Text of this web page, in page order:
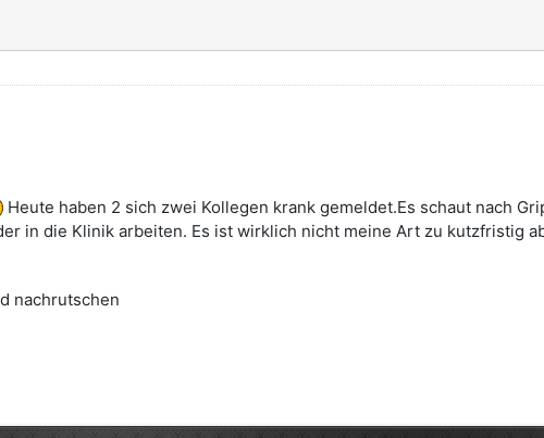
Heute haben 2 sich zwei Kollegen krank gemeldet.Es schaut nach
in die Klinik arbeiten. Es ist wirklich nicht meine Art zu kutzfristig
nachrutschen